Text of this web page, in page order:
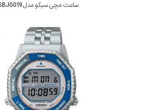
ساعت مچی سیکو مدل SBJG019